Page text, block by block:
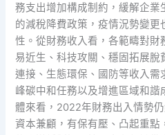
務支出增加構成制約，緩解企業
的減稅降費政策，疫情況勢變更
性。從財務收入看，各範疇對財
易近生、科技攻關、穩固拓展脫
連接、生態環保、國防等收入需
峰碳中和任務以及增進區域和諧
體來看，2022年財務出入情勢
資本兼顧，有保有壓、凸起重點